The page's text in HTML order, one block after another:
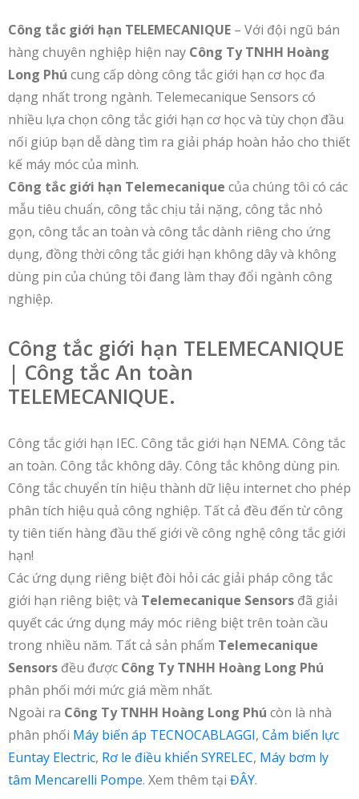
Công tắc giới hạn TELEMECANIQUE – Với đội ngũ bán
hàng chuyên nghiệp hiện nay Công Ty TNHH Hoàng
Long Phú cung cấp dòng công tắc giới hạn cơ học đa
dạng nhất trong ngành. Telemecanique Sensors có
nhiều lựa chọn công tắc giới hạn cơ học và tùy chọn đầu
nối giúp bạn dễ dàng tìm ra giải pháp hoàn hảo cho thiết
kế máy móc của mình.
Công tắc giới hạn Telemecanique của chúng tôi có các
mẫu tiêu chuẩn, công tắc chịu tải nặng, công tắc nhỏ
gọn, công tắc an toàn và công tắc dành riêng cho ứng
dụng, đồng thời công tắc giới hạn không dây và không
dùng pin của chúng tôi đang làm thay đổi ngành công
nghiệp.
Công tắc giới hạn TELEMECANIQUE
| Công tắc An toàn
TELEMECANIQUE.
Công tắc giới hạn IEC. Công tắc giới hạn NEMA. Công tắc
an toàn. Công tắc không dây. Công tắc không dùng pin.
Công tắc chuyển tín hiệu thành dữ liệu internet cho phép
phân tích hiệu quả công nghiệp. Tất cả đều đến từ công
ty tiên tiến hàng đầu thế giới về công nghệ công tắc giới
hạn!
Các ứng dụng riêng biệt đòi hỏi các giải pháp công tắc
giới hạn riêng biệt; và Telemecanique Sensors đã giải
quyết các ứng dụng máy móc riêng biệt trên toàn cầu
trong nhiều năm. Tất cả sản phẩm Telemecanique
Sensors đều được Công Ty TNHH Hoàng Long Phú
phân phối mới mức giá mềm nhất.
Ngoài ra Công Ty TNHH Hoàng Long Phú còn là nhà
phân phối Máy biến áp TECNOCABLAGGI, Cảm biến lực
Euntay Electric, Rơ le điều khiển SYRELEC, Máy bơm ly
tâm Mencarelli Pompe. Xem thêm tại ĐÂY.